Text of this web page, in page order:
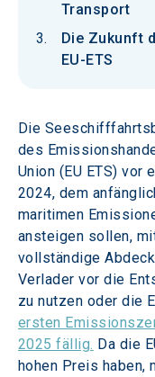
Transport
Die Zukunft
EU-ETS
Die
des
Union (EU ETS) vor
2024, dem
maritimen
ansteigen sollen,
vollständige
Verlader vor die
zu nutzen oder die
ersten
2025 fällig. Da die
hohen Preis haben,